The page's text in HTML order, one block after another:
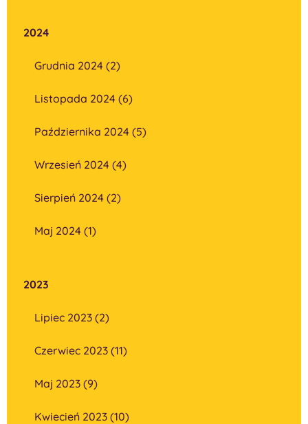
2024
Grudnia 2024 (2)
Listopada 2024 (6)
Października 2024 (5)
Wrzesień 2024 (4)
Sierpień 2024 (2)
Maj 2024 (1)
2023
Lipiec 2023 (2)
Czerwiec 2023 (11)
Maj 2023 (9)
Kwiecień 2023 (10)